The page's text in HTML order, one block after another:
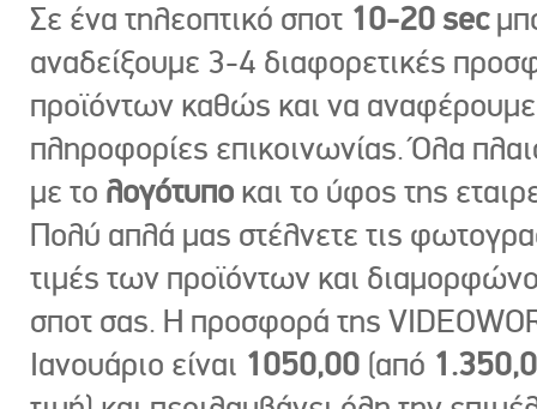
Σε ένα τηλεοπτικό σποτ 10-20 sec
αναδείξουμε 3-4 διαφορετικές
προϊόντων καθώς και να
πληροφορίες επικοινωνίας. Όλα
με το λογότυπο και το ύφος της
Πολύ απλά μας στέλνετε τις
τιμές των προϊόντων και
σποτ σας. Η προσφορά της
Ιανουάριο είναι 1050,00 (από